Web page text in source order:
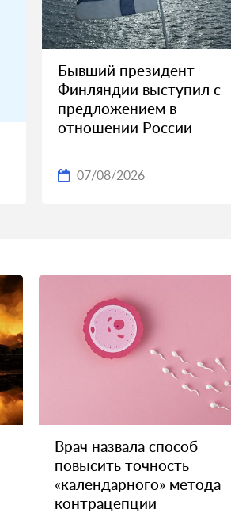
Бывший президент
Финляндии выступил с
предложением в
отношении России
07/08/2026
Врач назвала способ
повысить точность
«календарного» метода
контрацепции